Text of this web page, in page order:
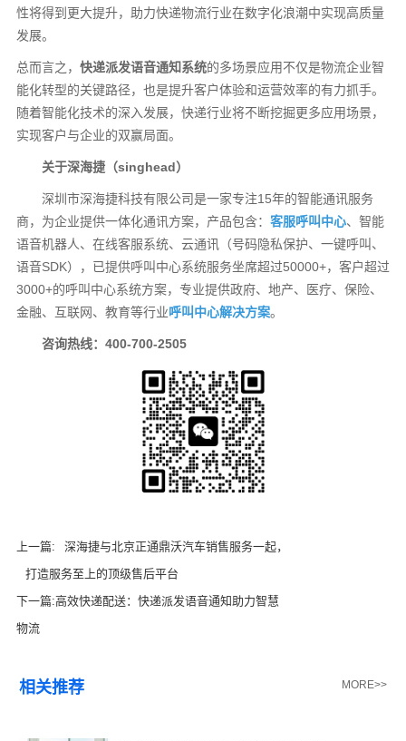
性将得到更大提升，助力快递物流行业在数字化浪潮中实现高质量
发展。
总而言之， 快递派发语音通知系统的多场景应用不仅是物流企业智
能化转型的关键路径，也是提升客户体验和运营效率的有力抓手。
随着智能化技术的深入发展，快递行业将不断挖掘更多应用场景，
实现客户与企业的双赢局面。
关于深海捷（singhead）
深圳市深海捷科技有限公司是一家专注15年的智能通讯服务
商，为企业提供一体化通讯方案，产品包含： 客服呼叫中心、智能
语音机器人、在线客服系统、云通讯（号码隐私保护、一键呼叫、
语音SDK），已提供呼叫中心系统服务坐席超过50000+，客户超过
3000+的呼叫中心系统方案，专业提供政府、地产、医疗、保险、
金融、互联网、教育等行业呼叫中心解决方案。
咨询热线：400-700-2505
上一篇:
深海捷与北京正通鼎沃汽车销售服务一起，
打造服务至上的顶级售后平台
下一篇:高效快递配送：快递派发语音通知助力智慧
物流
相关推荐 MORE>>